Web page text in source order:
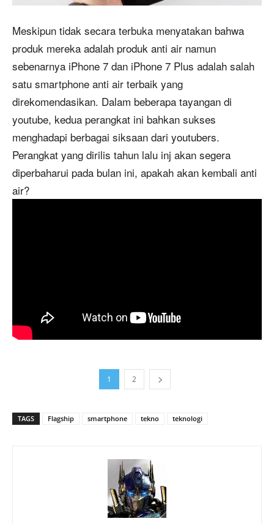
Meskipun tidak secara terbuka menyatakan bahwa
produk mereka adalah produk anti air namun
sebenarnya iPhone 7 dan iPhone 7 Plus adalah salah
satu smartphone anti air terbaik yang
direkomendasikan. Dalam beberapa tayangan di
youtube, kedua perangkat ini bahkan sukses
menghadapi berbagai siksaan dari youtubers.
Perangkat yang dirilis tahun lalu inj akan segera
diperbaharui pada bulan ini, apakah akan kembali anti
air?
1 2
TAGS Flagship smartphone tekno teknologi